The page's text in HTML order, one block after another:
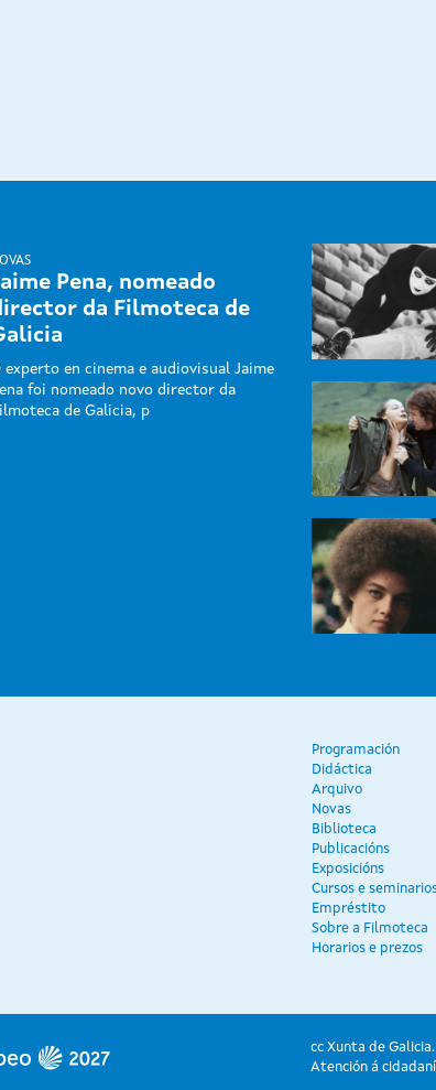
Pena, nomeado
da Filmoteca de
experto en cinema e audiovisual Jaime
foi nomeado novo director da
de Galicia, p
Programación
Didáctica
Arquivo
Novas
Biblioteca
Publicacións
Exposicións
Cursos e
Empréstito
Sobre a Filmoteca
Horarios e prezos
cc Xunta de
Atención á